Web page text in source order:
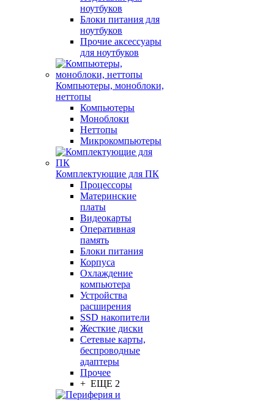
ноутбуков
Блоки питания для
ноутбуков
Прочие аксессуары
для ноутбуков
Компьютеры, моноблоки,
неттопы
Компьютеры
Моноблоки
Неттопы
Микрокомпьютеры
Комплектующие для ПК
Процессоры
Материнские
платы
Видеокарты
Оперативная
память
Блоки питания
Корпуса
Охлаждение
компьютера
Устройства
расширения
SSD накопители
Жесткие диски
Сетевые карты,
беспроводные
адаптеры
Прочее
+ ЕЩЕ 2